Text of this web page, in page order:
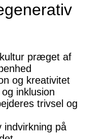
præget af
og kreativitet
inklusion
trivsel og
indvirkning på